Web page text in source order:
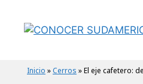
Inicio »Cerros »El eje cafetero: